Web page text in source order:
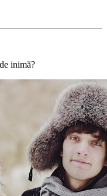
inimă?